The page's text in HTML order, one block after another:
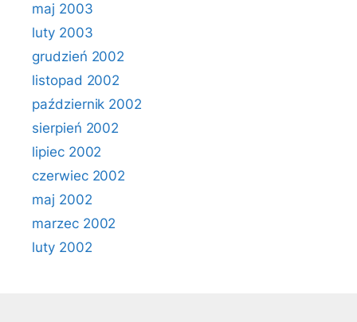
maj 2003
luty 2003
grudzień 2002
listopad 2002
październik 2002
sierpień 2002
lipiec 2002
czerwiec 2002
maj 2002
marzec 2002
luty 2002